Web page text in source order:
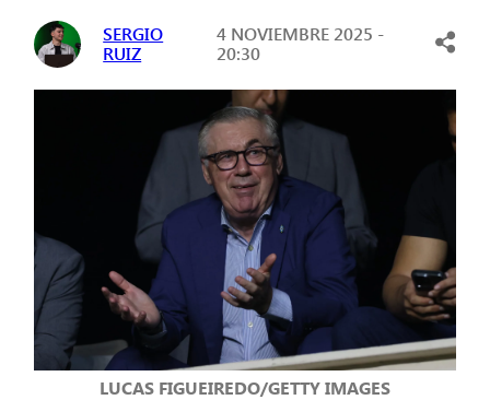
SERGIO
RUIZ
4 NOVIEMBRE 2025 -
20:30
LUCAS FIGUEIREDO/GETTY IMAGES